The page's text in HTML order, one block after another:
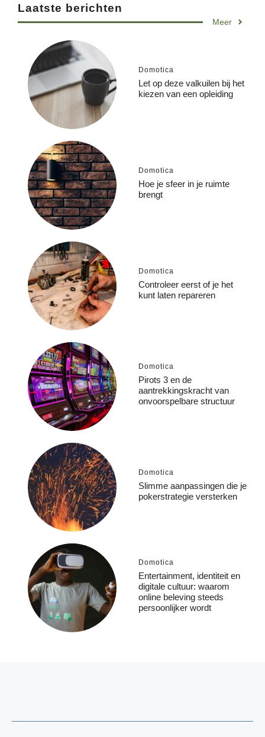
Laatste berichten
Meer
Domotica
Let op deze valkuilen bij het
kiezen van een opleiding
Domotica
Hoe je sfeer in je ruimte
brengt
Domotica
Controleer eerst of je het
kunt laten repareren
Domotica
Pirots 3 en de
aantrekkingskracht van
onvoorspelbare structuur
Domotica
Slimme aanpassingen die je
pokerstrategie versterken
Domotica
Entertainment, identiteit en
digitale cultuur: waarom
online beleving steeds
persoonlijker wordt